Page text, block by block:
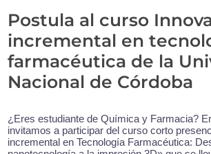
Postula al curso
incremental en
farmacéutica de la
Nacional de Córdoba
¿Eres estudiante de Química y Farmacia?
invitamos a participar del curso corto
incremental en Tecnología Farmacéutica: